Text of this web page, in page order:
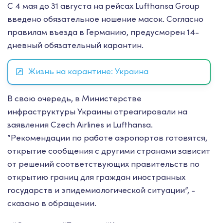
С 4 мая до 31 августа на рейсах Lufthansa Group
введено обязательное ношение масок. Согласно
правилам въезда в Германию, предусморен 14-
дневный обязательный карантин.
Жизнь на карантине: Украина
В свою очередь, в Министерстве
инфраструктуры Украины отреагировали на
заявления Czech Airlines и Lufthansa.
“Рекомендации по работе аэропортов готовятся,
открытие сообщения с другими странами зависит
от решений соответствующих правительств по
открытию границ для граждан иностранных
государств и эпидемиологической ситуации”, -
сказано в обращении.